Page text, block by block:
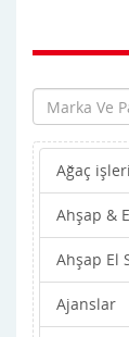
Ağaç
Ahşap &
Ahşap El
Ajanslar